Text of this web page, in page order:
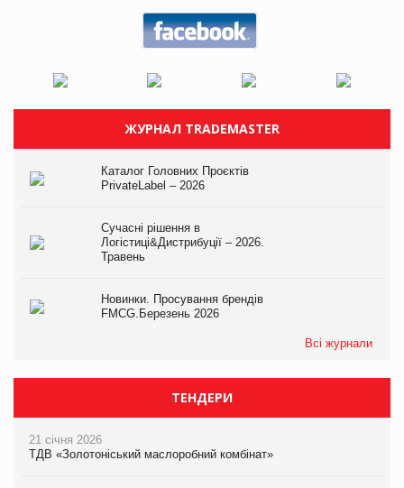
ЖУРНАЛ TRADEMASTER
Каталог Головних Проєктів
PrivateLabel – 2026
Сучасні рішення в
Логістиці&Дистрибуції – 2026.
Травень
Новинки. Просування брендів
FMCG.Березень 2026
Всі журнали
ТЕНДЕРИ
21 січня 2026
ТДВ «Золотоніський маслоробний комбінат»